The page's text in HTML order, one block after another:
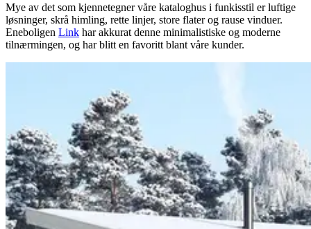
Mye av det som kjennetegner våre kataloghus i funkisstil er luftige
løsninger, skrå himling, rette linjer, store flater og rause vinduer.
Eneboligen Link har akkurat denne minimalistiske og moderne
tilnærmingen, og har blitt en favoritt blant våre kunder.